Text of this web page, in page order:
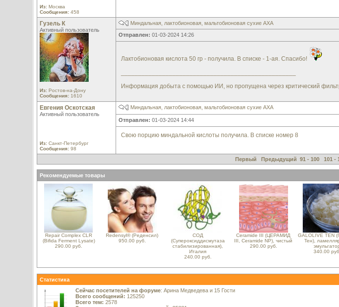
Из:Москва
Сообщения:458
Гузель К
Активный пользователь
Из:Ростов-на-Дону
Сообщения:1610
Миндальная, лактобионовая, мальтобионовая сухие АХА
Отправлен: 01-03-2024 14:26
Лактобионовая кислота 50 гр - получила. В списке - 1-ая. Спасибо!
Информация добыта с помощью ИИ, но пропущена через критический
Евгения Оскотская
Активный пользователь
Из:Санкт-Петербург
Сообщения:98
Миндальная, лактобионовая, мальтобионовая сухие АХА
Отправлен: 01-03-2024 14:44
Свою порцию миндальной кислоты получила. В списке номер 8
Первый Предыдущий 91 - 100 101 -
Рекомендуемые товары
Repair Complex CLR
(Bifida Ferment Lysate)
290.00 руб.
Redensyl® (Реденсил)
950.00 руб.
СОД
(Супероксиддисмутаза
стабилизированная),
Италия
240.00 руб.
Ceramide III (ЦЕРАМИД
III, Ceramide NP), чистый
290.00 руб.
GALOLIVE TEN
Тен),
340.00 руб.
Статистика
Сейчас посетителей на форуме: Арина Медведева и 15 Гости
Всего сообщений: 125250
Всего тем: 2578